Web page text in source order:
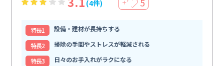
(4件) ＋ 5
特⻑1
設備・建材が長持ちする
特⻑2
掃除の手間やストレスが軽減される
特⻑3
日々のお手入れがラクになる